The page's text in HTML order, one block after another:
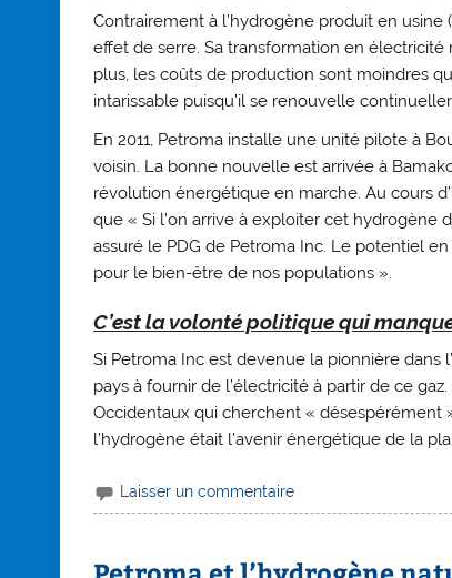
Contrairement à l’hydrogène produit en usine
effet de serre. Sa transformation en
plus, les coûts de production sont moindres
intarissable puisqu’il se renouvelle
En 2011, Petroma installe une unité pilote à
voisin. La bonne nouvelle est arrivée à
révolution énergétique en marche. Au cours
que « Si l’on arrive à exploiter cet hydrogène
assuré le PDG de Petroma Inc. Le potentiel
pour le bien-être de nos populations ».
C’est la volonté politique qui
Si Petroma Inc est devenue la pionnière dans
pays à fournir de l’électricité à partir de ce
Occidentaux qui cherchent « désespérément
l’hydrogène était l’avenir énergétique de la
Laisser un commentaire